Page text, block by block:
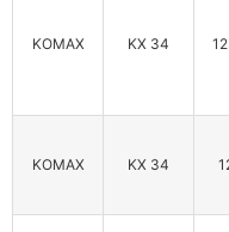
KOMAX KX 34
KOMAX KX 34